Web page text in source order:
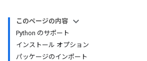
このページの内容
Python のサポート
インストール オプション
パッケージのインポート